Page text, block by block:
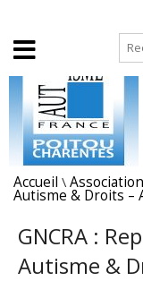
Accueil \
Autisme & Droits –
GNCRA :
Autisme &